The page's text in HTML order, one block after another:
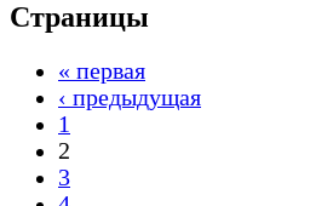
Страницы
« первая
‹ предыдущая
1
2
3